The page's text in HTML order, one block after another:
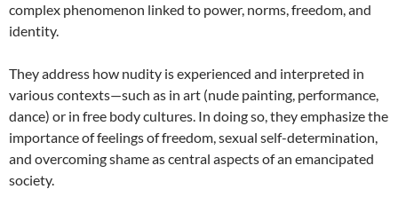
complex phenomenon linked to power, norms, freedom, and
identity.
They address how nudity is experienced and interpreted in
various contexts—such as in art (nude painting, performance,
dance) or in free body cultures. In doing so, they emphasize the
importance of feelings of freedom, sexual self-determination,
and overcoming shame as central aspects of an emancipated
society.